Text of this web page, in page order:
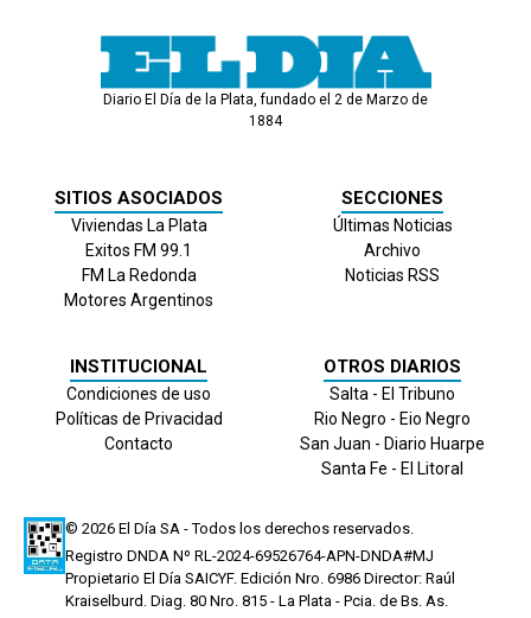
Diario El Día de la Plata, fundado el 2 de Marzo de
1884
SITIOS ASOCIADOS
Viviendas La Plata
Exitos FM 99.1
FM La Redonda
Motores Argentinos
SECCIONES
Últimas Noticias
Archivo
Noticias RSS
INSTITUCIONAL
Condiciones de uso
Políticas de Privacidad
Contacto
OTROS DIARIOS
Salta - El Tribuno
Rio Negro - Eio Negro
San Juan - Diario Huarpe
Santa Fe - El Litoral
© 2026 El Día SA - Todos los derechos reservados.
Registro DNDA Nº RL-2024-69526764-APN-DNDA#MJ
Propietario El Día SAICYF. Edición Nro. 6986 Director: Raúl
Kraiselburd. Diag. 80 Nro. 815 - La Plata - Pcia. de Bs. As.